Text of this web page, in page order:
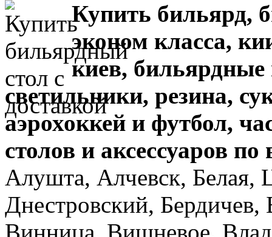
Купить бильярд,
эконом класса,
киев, бильярдные
светильники, резина,
аэрохоккей и футбол,
столов и аксессуаров
Алушта, Алчевск, Белая,
Днестровский,